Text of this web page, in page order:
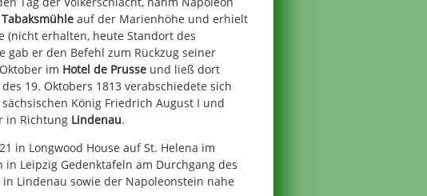
auf der Marienhöhe und erhielt
(nicht erhalten, heute Standort des
gab er den Befehl zum Rückzug seiner
im Hotel de Prusse und ließ dort
19. Oktobers 1813 verabschiedete sich
König Friedrich August I und
in Richtung Lindenau.
in Longwood House auf St. Helena im
Leipzig Gedenktafeln am Durchgang des
Lindenau sowie der Napoleonstein nahe